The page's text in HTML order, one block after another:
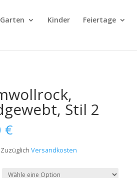
Garten Kinder Feiertage
Stil 2
€
ZuzüglichVersandkosten